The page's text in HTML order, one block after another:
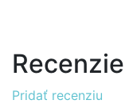
Recenzie
Pridať recenziu